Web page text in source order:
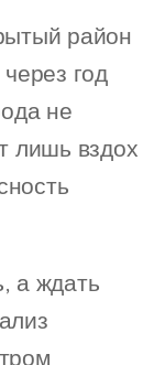
район
год
не
лишь вздох
а ждать